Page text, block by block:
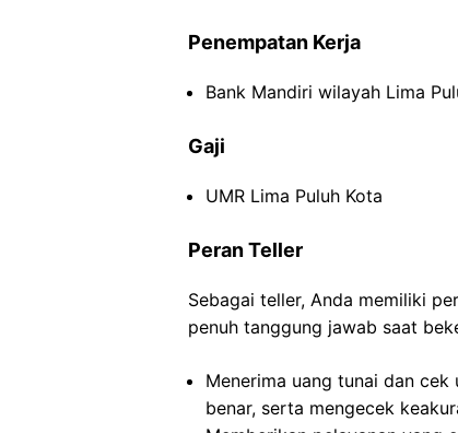
Penempatan Kerja
Bank Mandiri wilayah Lima
Gaji
UMR Lima Puluh Kota
Peran Teller
Sebagai teller, Anda memiliki
penuh tanggung jawab saat
Menerima uang tunai dan
benar, serta mengecek